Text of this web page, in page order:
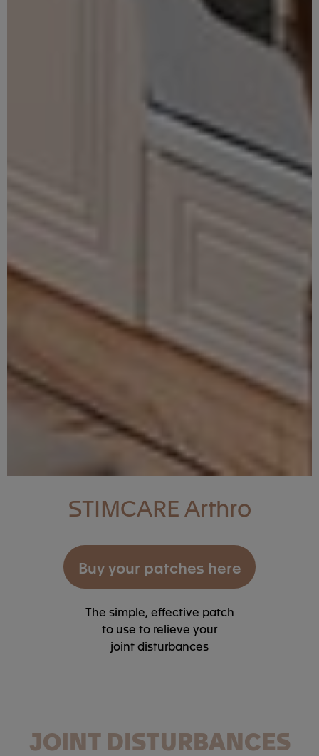
STIMCARE Arthro
Buy your patches here
The simple, effective patch
to use to relieve your
joint disturbances
JOINT DISTURBANCES